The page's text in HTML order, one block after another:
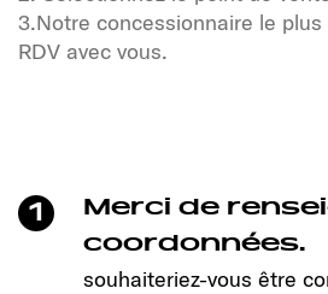
3.Notre concessionnaire le
RDV avec vous.
C'est aussi
1
Merci de
coordonnées.
souhaiteriez-vous être